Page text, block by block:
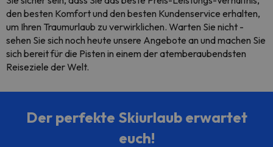
den besten Komfort und den besten Kundenservice erhalten,
um Ihren Traumurlaub zu verwirklichen. Warten Sie nicht -
sehen Sie sich noch heute unsere Angebote an und machen Sie
sich bereit für die Pisten in einem der atemberaubendsten
Reiseziele der Welt.
Der perfekte Skiurlaub erwartet
euch!